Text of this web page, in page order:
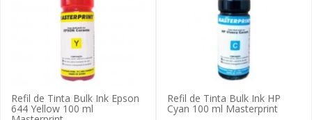
Refil de Tinta Bulk Ink Epson
644 Yellow 100 ml
Refil de Tinta Bulk Ink HP
Cyan 100 ml Masterprint